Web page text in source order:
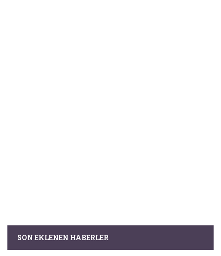
SON EKLENEN HABERLER